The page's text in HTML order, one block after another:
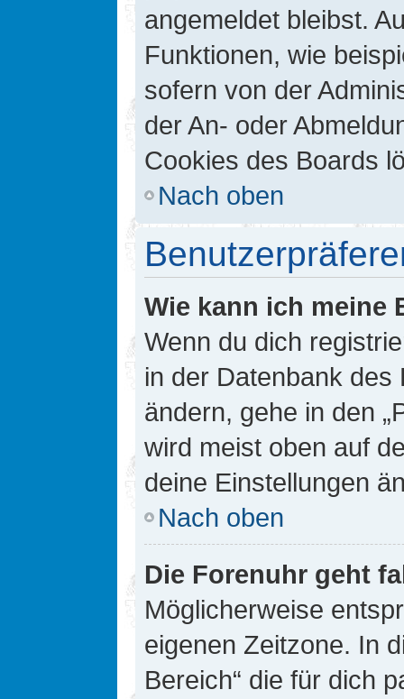
angemeldet bleibst.
Funktionen, wie
sofern von der
der An- oder
Cookies des Boards
Nach oben
Wie kann ich meine
Wenn du dich
in der Datenbank
ändern, gehe in den
wird meist oben auf
deine Einstellungen
Nach oben
Die Forenuhr geht
Möglicherweise
eigenen Zeitzone. In
Bereich“ die für dich